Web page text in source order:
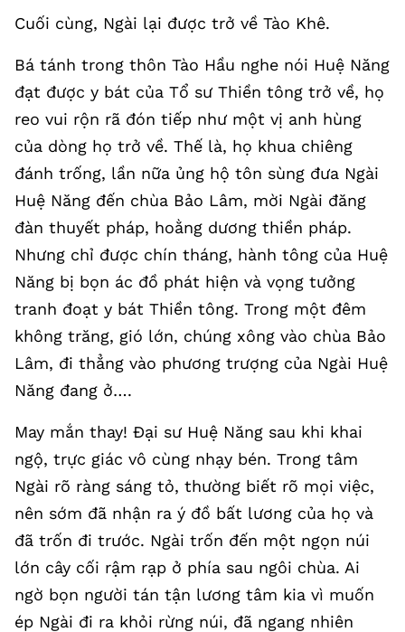
Cuối cùng, Ngài lại được trở về Tào Khê.
Bá tánh trong thôn Tào Hầu nghe nói Huệ Năng
đạt được y bát của Tổ sư Thiền tông trở về, họ
reo vui rộn rã đón tiếp như một vị anh hùng
của dòng họ trở về. Thế là, họ khua chiêng
đánh trống, lần nữa ủng hộ tôn sùng đưa Ngài
Huệ Năng đến chùa Bảo Lâm, mời Ngài đăng
đàn thuyết pháp, hoằng dương thiền pháp.
Nhưng chỉ được chín tháng, hành tông của Huệ
Năng bị bọn ác đồ phát hiện và vọng tưởng
tranh đoạt y bát Thiền tông. Trong một đêm
không trăng, gió lớn, chúng xông vào chùa Bảo
Lâm, đi thẳng vào phương trượng của Ngài Huệ
Năng đang ở….
May mắn thay! Đại sư Huệ Năng sau khi khai
ngộ, trực giác vô cùng nhạy bén. Trong tâm
Ngài rõ ràng sáng tỏ, thường biết rõ mọi việc,
nên sớm đã nhận ra ý đồ bất lương của họ và
đã trốn đi trước. Ngài trốn đến một ngọn núi
lớn cây cối rậm rạp ở phía sau ngôi chùa. Ai
ngờ bọn người tán tận lương tâm kia vì muốn
ép Ngài đi ra khỏi rừng núi, đã ngang nhiên